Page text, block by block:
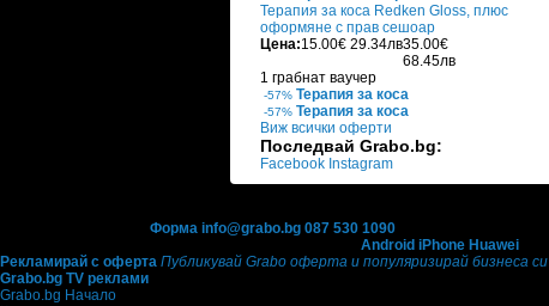
Терапия за коса Redken Gloss, плюс
оформяне с прав сешоар
Цена:15.00€ 29.34лв35.00€
68.45лв
1 грабнат ваучер
-57% Терапия за коса
-57% Терапия за коса
Виж всички оферти
Последвай Grabo.bg:
Facebook Instagram
Форма info@grabo.bg 087 530 1090
Android iPhone Huawei
Рекламирай с оферта Публикувай Grabo оферта и популяризирай бизнеса си
Grabo.bg TV реклами
Grabo.bg Начало